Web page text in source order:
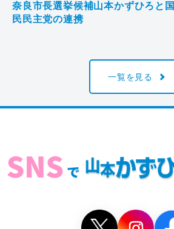
奈良市長選挙候補山本かずひろと国
民民主党の連携
一覧を見る